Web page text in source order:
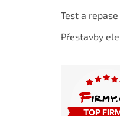
Test a
Přestavby